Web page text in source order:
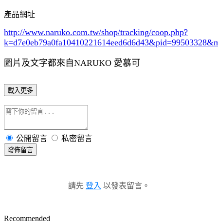
產品網址
http://www.naruko.com.tw/shop/tracking/coop.php?
圖片及文字都來自NARUKO 愛慕可
載入更多
公開留言 私密留言
發佈留言
請先 登入 以發表留言。
Recommended